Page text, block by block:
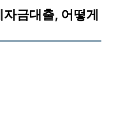
금대출, 어떻게